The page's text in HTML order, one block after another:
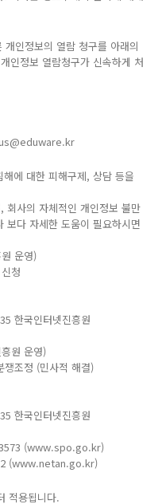
인정보의 열람 청구를 아래의
인정보 열람청구가 신속하게 처
에 대한 피해구제, 상담 등을
회사의 자체적인 개인정보 불만
보다 자세한 도움이 필요하시면
운영)
청
한국인터넷진흥원
원 운영)
조정 (민사적 해결)
한국인터넷진흥원
(www.spo.go.kr)
(www.netan.go.kr)
적용됩니다.